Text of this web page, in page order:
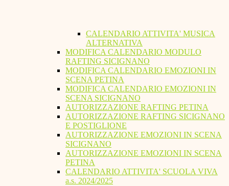
CALENDARIO ATTIVITA' MUSICA
ALTERNATIVA
MODIFICA CALENDARIO MODULO
RAFTING SICIGNANO
MODIFICA CALENDARIO EMOZIONI IN
SCENA PETINA
MODIFICA CALENDARIO EMOZIONI IN
SCENA SICIGNANO
AUTORIZZAZIONE RAFTING PETINA
AUTORIZZAZIONE RAFTING SICIGNANO
E POSTIGLIONE
AUTORIZZAZIONE EMOZIONI IN SCENA
SICIGNANO
AUTORIZZAZIONE EMOZIONI IN SCENA
PETINA
CALENDARIO ATTIVITA' SCUOLA VIVA
a.s. 2024/2025